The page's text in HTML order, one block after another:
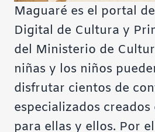
Maguaré es el portal
Digital de Cultura y
del Ministerio de
niñas y los niños
disfrutar cientos de
especializados
para ellas y ellos. Por